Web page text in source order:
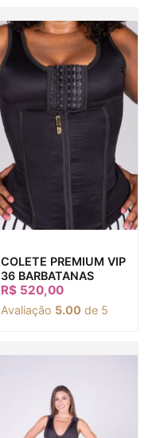
COLETE PREMIUM VIP
36 BARBATANAS
R$ 520,00
Avaliação 5.00 de 5